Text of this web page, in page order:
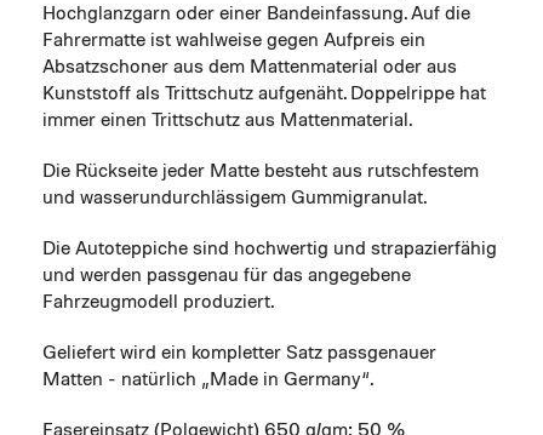
Hochglanzgarn oder einer Bandeinfassung. Auf die
Fahrermatte ist wahlweise gegen Aufpreis ein
Absatzschoner aus dem Mattenmaterial oder aus
Kunststoff als Trittschutz aufgenäht. Doppelrippe hat
immer einen Trittschutz aus Mattenmaterial.
Die Rückseite jeder Matte besteht aus rutschfestem
und wasserundurchlässigem Gummigranulat.
Die Autoteppiche sind hochwertig und strapazierfähig
und werden passgenau für das angegebene
Fahrzeugmodell produziert.
Geliefert wird ein kompletter Satz passgenauer
Matten - natürlich „Made in Germany“.